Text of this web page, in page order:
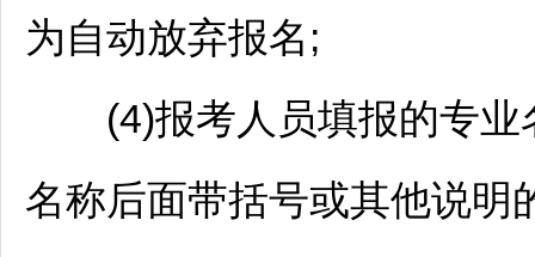
为自动放弃报名;
(4)报考人员填报的专业
名称后面带括号或其他说明